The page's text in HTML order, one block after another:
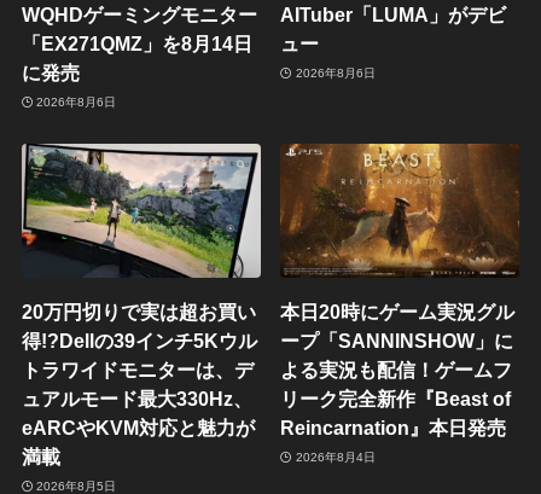
WQHDゲーミングモニター
「EX271QMZ」を8月14日
に発売
2026年8月6日
AITuber「LUMA」がデビ
ュー
2026年8月6日
20万円切りで実は超お買い
得!?Dellの39インチ5Kウル
トラワイドモニターは、デ
ュアルモード最大330Hz、
eARCやKVM対応と魅力が
満載
2026年8月5日
本日20時にゲーム実況グル
ープ「SANNINSHOW」に
よる実況も配信！ゲームフ
リーク完全新作『Beast of
Reincarnation』本日発売
2026年8月4日